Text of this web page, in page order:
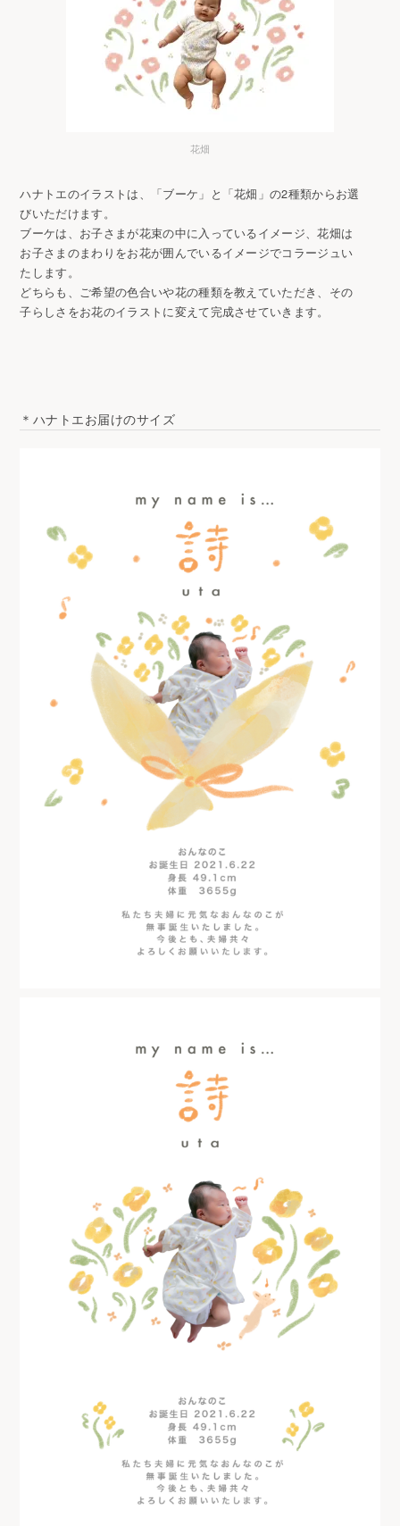
花畑
ハナトエのイラストは、「ブーケ」と「花畑」の2種類からお選
びいただけます。
ブーケは、お子さまが花束の中に入っているイメージ、花畑は
お子さまのまわりをお花が囲んでいるイメージでコラージュい
たします。
どちらも、ご希望の色合いや花の種類を教えていただき、その
子らしさをお花のイラストに変えて完成させていきます。
＊ハナトエお届けのサイズ